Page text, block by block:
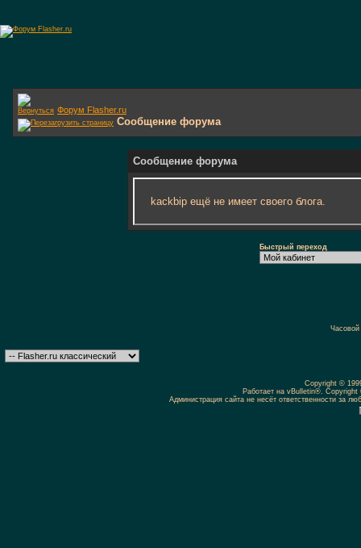
Форум Flasher.ru
Сообщение форума
Сообщение форума
kackbip ещё не имеет своего блога.
Быстрый переход
Copyright ©
Работает на vBulletin®.
Администрация сайта не несёт ответственности за